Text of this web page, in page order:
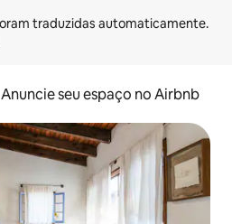
Anuncie seu espaço no Airbnb